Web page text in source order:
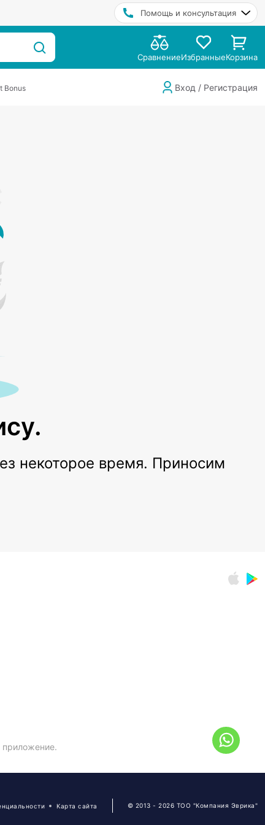
Помощь и консультация
СравнениеИзбранныеКорзина
Bonus Вход / Регистрация
некоторое время. Приносим
приложение.
Карта сайта © 2013 - 2026 ТОО "Компания Эврика"